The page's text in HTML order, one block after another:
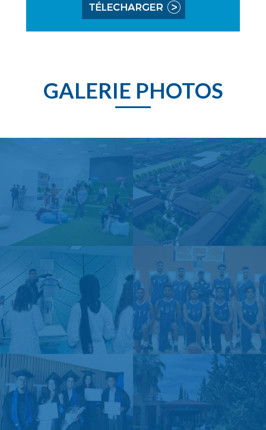
GALERIE PHOTOS